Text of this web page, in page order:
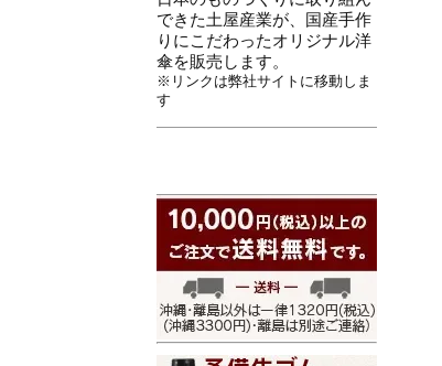
できた土屋産業が、国産手作
りにこだわったオリジナル洋
傘を販売します。
※リンクは弊社サイトに移動しま
す